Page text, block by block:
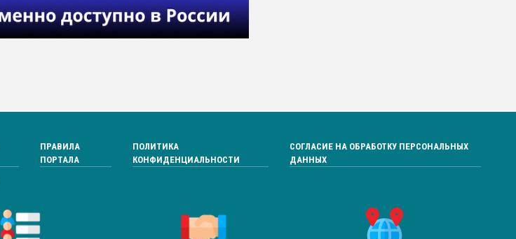
ПРАВИЛА
ПОРТАЛА
ПОЛИТИКА
КОНФИДЕНЦИАЛЬНОСТИ
СОГЛАСИЕ НА ОБРАБОТКУ ПЕРСОНАЛЬНЫХ
ДАННЫХ